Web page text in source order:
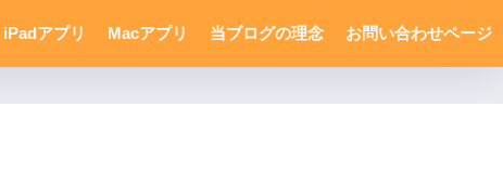
iPadアプリ Macアプリ 当ブログの理念 お問い合わせページ